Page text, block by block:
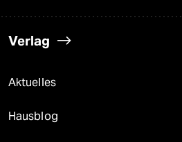
Verlag
Aktuelles
Hausblog